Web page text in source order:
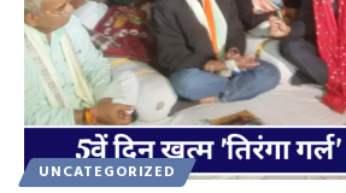
UNCATEGORIZED